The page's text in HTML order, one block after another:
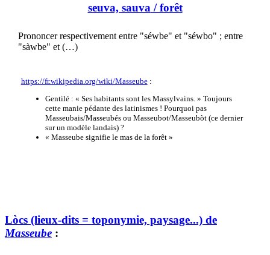
seuva, sauva / forêt
Prononcer respectivement entre "séwbe" et "séwbo" ; entre
"sàwbe" et (…)
https://fr.wikipedia.org/wiki/Masseube:
Gentilé : « Ses habitants sont les Massylvains. » Toujours
cette manie pédante des latinismes ! Pourquoi pas
Masseubais/Masseubés ou Masseubot/Masseubòt (ce dernier
sur un modèle landais) ?
« Masseube signifie le mas de la forêt »
Lòcs (lieux-dits = toponymie, paysage...) de
Masseube :